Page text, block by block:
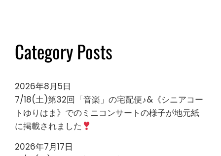
Category Posts
2026年8月5日
7/18(土)第32回「音楽」の宅配便♪&《シニアコー
トゆりはま》でのミニコンサートの様子が地元紙
に掲載されました
2026年7月17日